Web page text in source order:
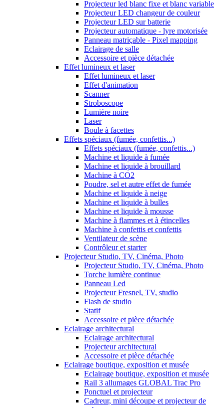
Projecteur led blanc fixe et blanc variable
Projecteur LED changeur de couleur
Projecteur LED sur batterie
Projecteur automatique - lyre motorisée
Panneau matriçable - Pixel mapping
Eclairage de salle
Accessoire et pièce détachée
Effet lumineux et laser
Effet lumineux et laser
Effet d'animation
Scanner
Stroboscope
Lumière noire
Laser
Boule à facettes
Effets spéciaux (fumée, confettis...)
Effets spéciaux (fumée, confettis...)
Machine et liquide à fumée
Machine et liquide à brouillard
Machine à CO2
Poudre, sel et autre effet de fumée
Machine et liquide à neige
Machine et liquide à bulles
Machine et liquide à mousse
Machine à flammes et à étincelles
Machine à confettis et confettis
Ventilateur de scène
Contrôleur et starter
Projecteur Studio, TV, Cinéma, Photo
Projecteur Studio, TV, Cinéma, Photo
Torche lumière continue
Panneau Led
Projecteur Fresnel, TV, studio
Flash de studio
Statif
Accessoire et pièce détachée
Eclairage architectural
Eclairage architectural
Projecteur architectural
Accessoire et pièce détachée
Eclairage boutique, exposition et musée
Eclairage boutique, exposition et musée
Rail 3 allumages GLOBAL Trac Pro
Ponctuel et projecteur
Cadreur, mini découpe et projecteur de